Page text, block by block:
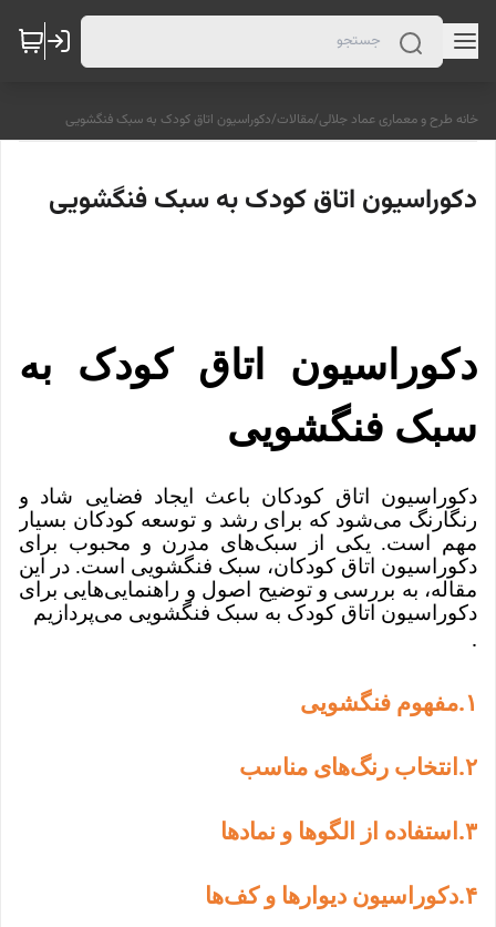
خانه طرح و معماری عماد جلالی/مقالات/دکوراسیون اتاق کودک به سبک فنگشویی
دکوراسیون اتاق کودک به سبک فنگشویی
دکوراسیون اتاق کودک به
سبک فنگشویی
دکوراسیون اتاق کودکان باعث ایجاد فضایی شاد و
رنگارنگ می‌شود که برای رشد و توسعه کودکان بسیار
مهم است. یکی از سبک‌های مدرن و محبوب برای
دکوراسیون اتاق کودکان، سبک فنگشویی است. در این
مقاله، به بررسی و توضیح اصول و راهنمایی‌هایی برای
دکوراسیون اتاق کودک به سبک فنگشویی می‌پردازیم
.
۱.مفهوم فنگشویی
۲. انتخاب رنگ‌های مناسب
۳. استفاده از الگوها و نمادها
۴.دکوراسیون دیوارها و کف‌ها